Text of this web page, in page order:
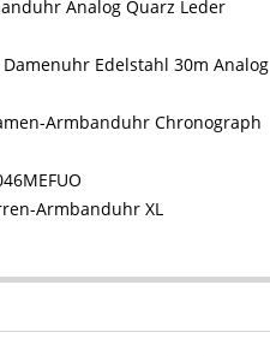
Analog Quarz Leder
Damenuhr Edelstahl 30m Analog
Armbanduhr Chronograph
Armbanduhr XL